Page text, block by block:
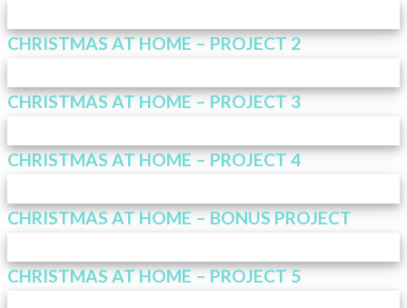
CHRISTMAS AT HOME – PROJECT 2
CHRISTMAS AT HOME – PROJECT 3
CHRISTMAS AT HOME – PROJECT 4
CHRISTMAS AT HOME – BONUS PROJECT
CHRISTMAS AT HOME – PROJECT 5